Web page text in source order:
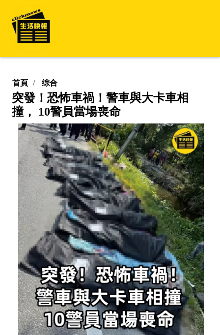
首頁 综合
突發！恐怖車禍！警車與大卡車相
撞， 10警員當場喪命